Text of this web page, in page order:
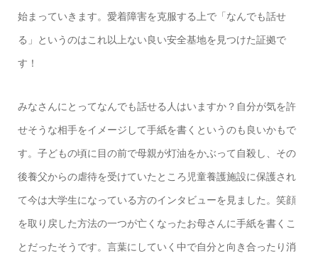
始まっていきます。愛着障害を克服する上で「なんでも話せ
る」というのはこれ以上ない良い安全基地を見つけた証拠で
す！
みなさんにとってなんでも話せる人はいますか？自分が気を許
せそうな相手をイメージして手紙を書くというのも良いかもで
す。子どもの頃に目の前で母親が灯油をかぶって自殺し、その
後養父からの虐待を受けていたところ児童養護施設に保護され
て今は大学生になっている方のインタビューを見ました。笑顔
を取り戻した方法の一つが亡くなったお母さんに手紙を書くこ
とだったそうです。言葉にしていく中で自分と向き合ったり消